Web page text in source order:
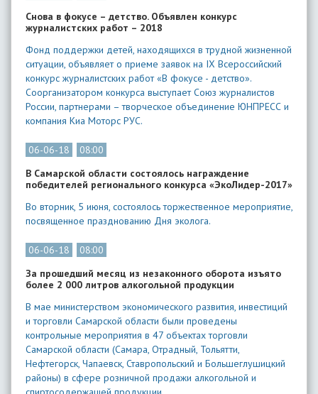
Снова в фокусе – детство. Объявлен конкурс
журналистских работ – 2018
Фонд поддержки детей, находящихся в трудной жизненной
ситуации, объявляет о приеме заявок на IX Всероссийский
конкурс журналистских работ «В фокусе - детство».
Соорганизатором конкурса выступает Союз журналистов
России, партнерами – творческое объединение ЮНПРЕСС и
компания Киа Моторс РУС.
06-06-18
08:00
В Самарской области состоялось награждение
победителей регионального конкурса «ЭкоЛидер-2017»
Во вторник, 5 июня, состоялось торжественное мероприятие,
посвященное празднованию Дня эколога.
06-06-18
08:00
За прошедший месяц из незаконного оборота изъято
более 2 000 литров алкогольной продукции
В мае министерством экономического развития, инвестиций
и торговли Самарской области были проведены
контрольные мероприятия в 47 объектах торговли
Самарской области (Самара, Отрадный, Тольятти,
Нефтегорск, Чапаевск, Ставропольский и Большеглушицкий
районы) в сфере розничной продажи алкогольной и